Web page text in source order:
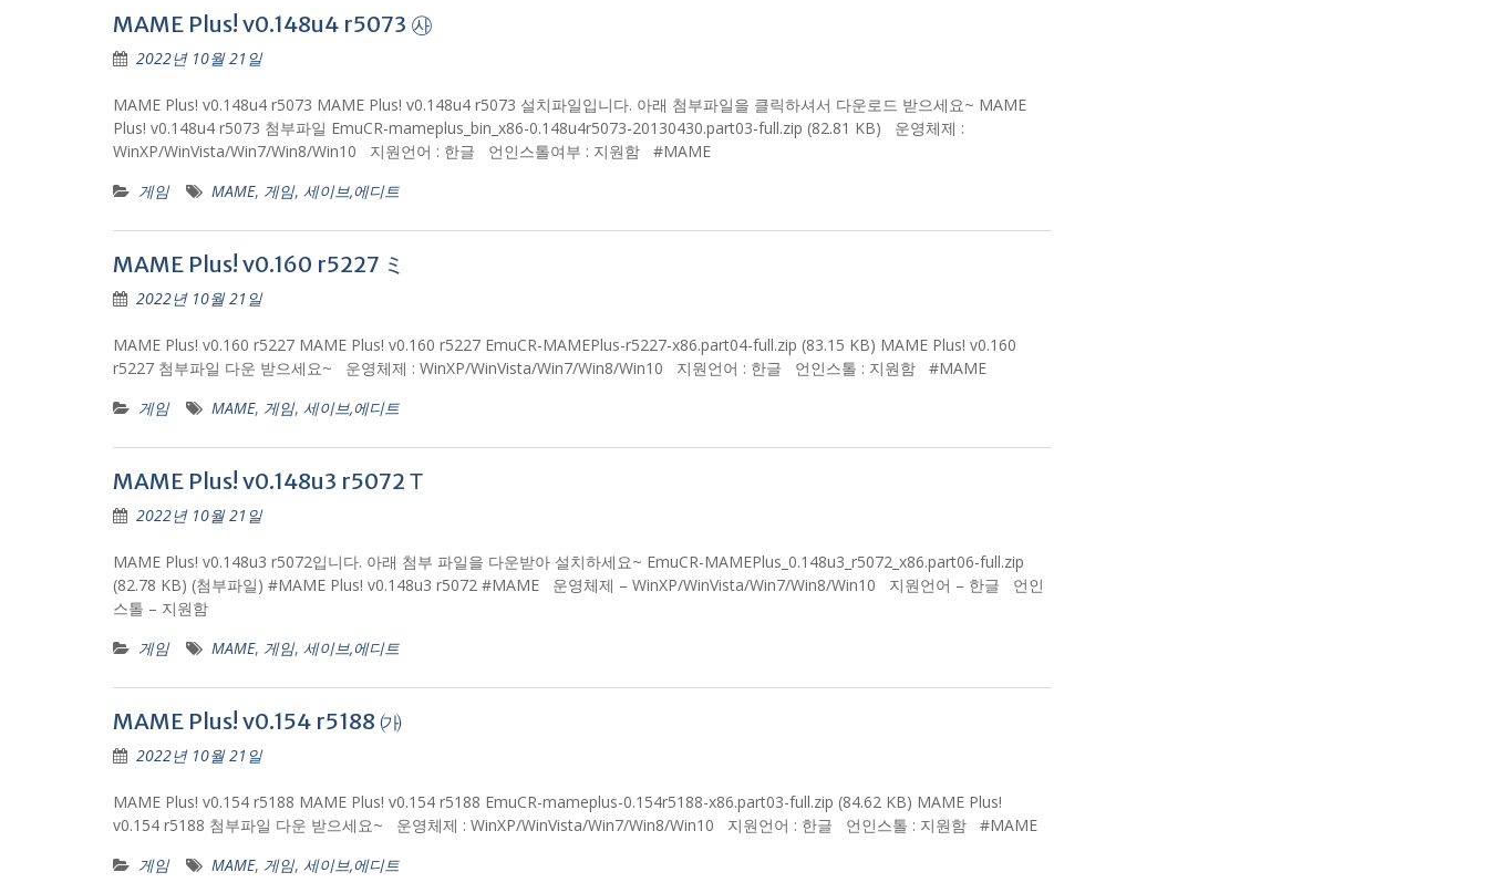
MAME Plus! v0.148u4 r5073 ㉴
2022년 10월 21일
MAME Plus! v0.148u4 r5073 MAME Plus! v0.148u4 r5073 설치파일입니다. 아래 첨부파일을 클릭하셔서 다운로드 받으세요~ MAME
Plus! v0.148u4 r5073 첨부파일 EmuCR-mameplus_bin_x86-0.148u4r5073-20130430.part03-full.zip (82.81 KB) 운영체제 :
WinXP/WinVista/Win7/Win8/Win10 지원언어 : 한글 언인스톨여부 : 지원함 #MAME
게임
MAME, 게임, 세이브,에디트
MAME Plus! v0.160 r5227 ミ
2022년 10월 21일
MAME Plus! v0.160 r5227 MAME Plus! v0.160 r5227 EmuCR-MAMEPlus-r5227-x86.part04-full.zip (83.15 KB) MAME Plus! v0.160
r5227 첨부파일 다운 받으세요~ 운영체제 : WinXP/WinVista/Win7/Win8/Win10 지원언어 : 한글 언인스톨 : 지원함 #MAME
게임
MAME, 게임, 세이브,에디트
MAME Plus! v0.148u3 r5072 Τ
2022년 10월 21일
MAME Plus! v0.148u3 r5072입니다. 아래 첨부 파일을 다운받아 설치하세요~ EmuCR-MAMEPlus_0.148u3_r5072_x86.part06-full.zip
(82.78 KB) (첨부파일) #MAME Plus! v0.148u3 r5072 #MAME 운영체제 – WinXP/WinVista/Win7/Win8/Win10 지원언어 – 한글 언인
스톨 – 지원함
게임
MAME, 게임, 세이브,에디트
MAME Plus! v0.154 r5188 ㈎
2022년 10월 21일
MAME Plus! v0.154 r5188 MAME Plus! v0.154 r5188 EmuCR-mameplus-0.154r5188-x86.part03-full.zip (84.62 KB) MAME Plus!
v0.154 r5188 첨부파일 다운 받으세요~ 운영체제 : WinXP/WinVista/Win7/Win8/Win10 지원언어 : 한글 언인스톨 : 지원함 #MAME
게임
MAME, 게임, 세이브,에디트